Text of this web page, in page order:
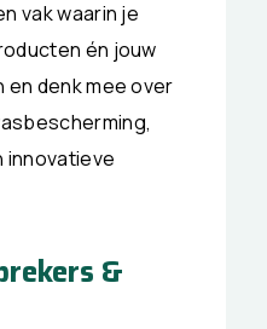
vak waarin je
én jouw
en denk mee over
innovatieve
&